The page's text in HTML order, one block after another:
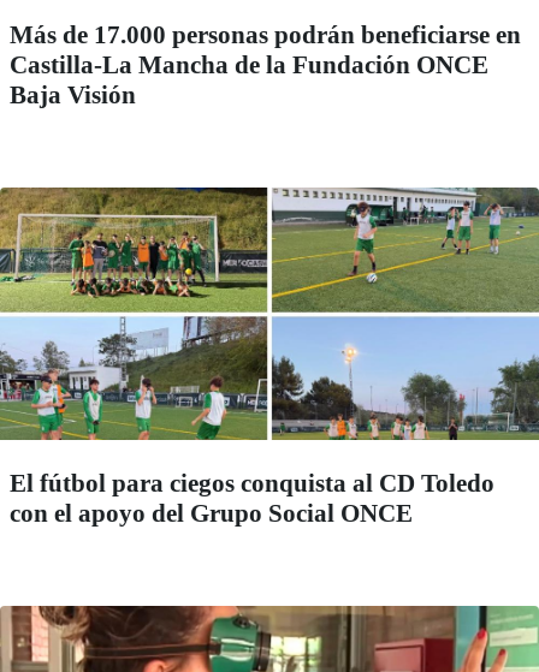
Más de 17.000 personas podrán beneficiarse en
Castilla-La Mancha de la Fundación ONCE
Baja Visión
El fútbol para ciegos conquista al CD Toledo
con el apoyo del Grupo Social ONCE